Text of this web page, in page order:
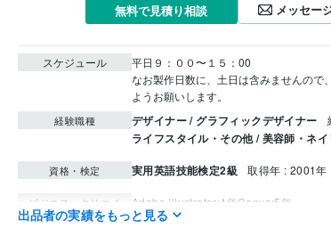
無料で見積り相談 メッセー
スケジュール
平日９：００〜１５：00
なお製作日数に、土日は含みませんので
ようお願いします。
経験職種 デザイナー / グラフィックデザイナー
ライフスタイル・その他 / 美容師・ネ
資格・検定 実用英語技能検定2級 取得年 : 2001年
ビジネス・クリエイ
ティブツール
Adobe Illustrator:4年Canva:5年
出品者の実績をもっと見る